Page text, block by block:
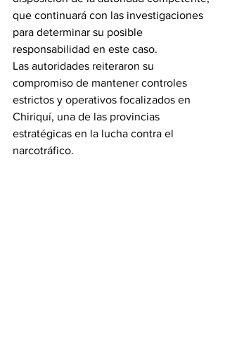
que continuará con las investigaciones
para determinar su posible
responsabilidad en este caso.
Las autoridades reiteraron su
compromiso de mantener controles
estrictos y operativos focalizados en
Chiriquí, una de las provincias
estratégicas en la lucha contra el
narcotráfico.